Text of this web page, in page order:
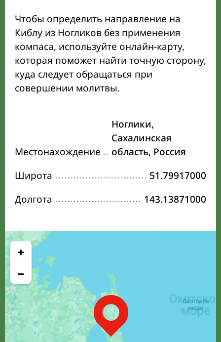
Чтобы определить направление на
Киблу из Ногликов без применения
компаса, используйте онлайн-карту,
которая поможет найти точную сторону,
куда следует обращаться при
совершении молитвы.
Местонахождение
Ноглики,
Сахалинская
область, Россия
Широта
51.79917000
Долгота
143.13871000
+
−